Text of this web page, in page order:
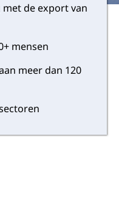
de export van
mensen
meer dan 120